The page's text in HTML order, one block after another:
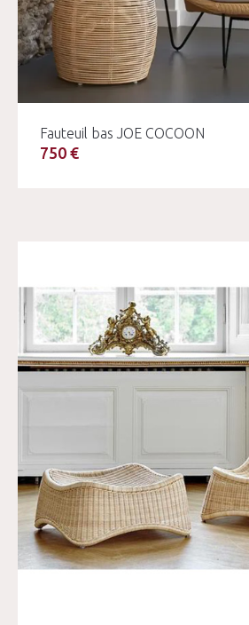
Fauteuil bas JOE COCOON
750 €